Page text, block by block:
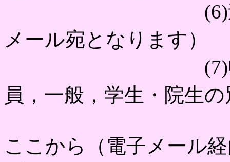
(6)連絡先（
メール宛となります）
(7)申込資格
員，一般，学生・院生
ここから（電子メール